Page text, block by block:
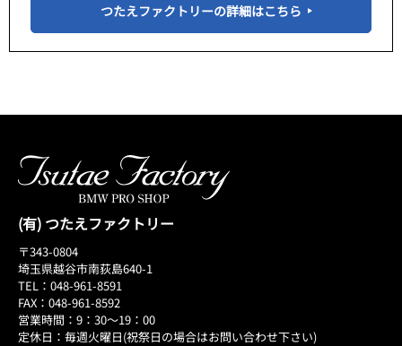
つたえファクトリーの詳細はこちら
(有) つたえファクトリー
〒343-0804
埼玉県越谷市南荻島640-1
TEL：048-961-8591
FAX：048-961-8592
営業時間：9：30～19：00
定休日：毎週火曜日(祝祭日の場合はお問い合わせ下さい)